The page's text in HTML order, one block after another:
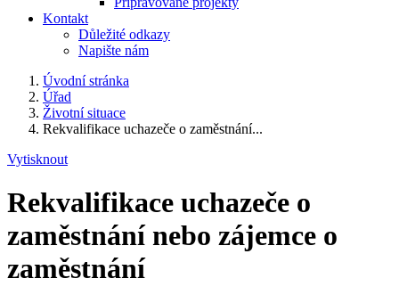
Kontakt
Důležité odkazy
Napište nám
Úvodní stránka
Úřad
Životní situace
Rekvalifikace uchazeče o zaměstnání...
Vytisknout
Rekvalifikace uchazeče o
zaměstnání nebo zájemce o
zaměstnání